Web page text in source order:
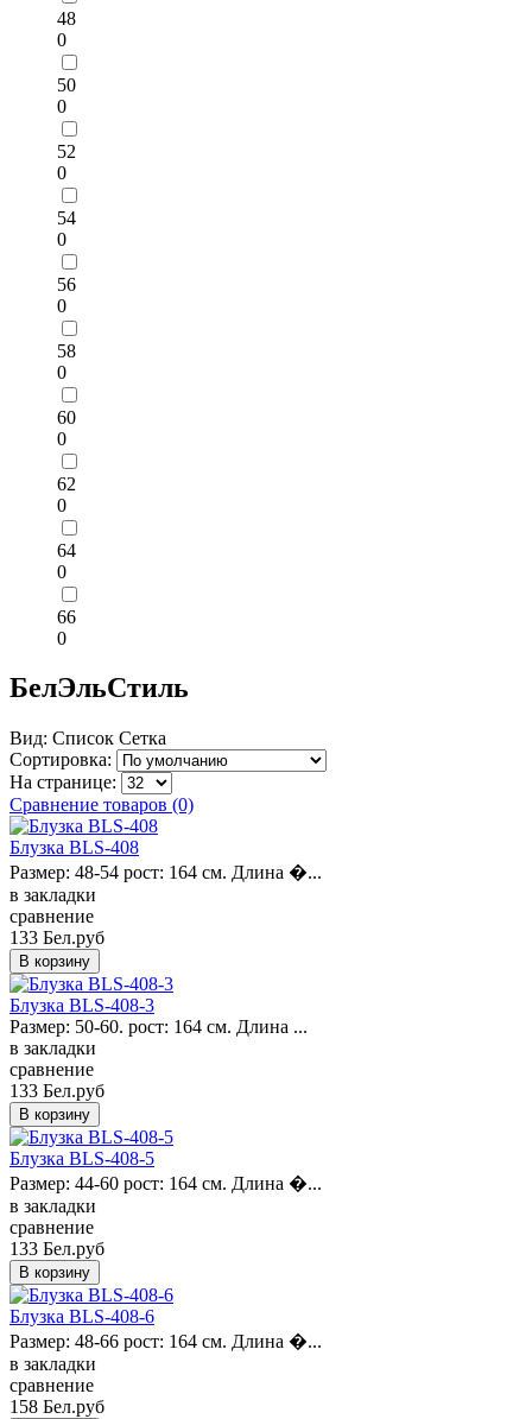
48
0
50
0
52
0
54
0
56
0
58
0
60
0
62
0
64
0
66
0
БелЭльСтиль
Вид: Список Сетка
Сортировка:
На странице:
Сравнение товаров (0)
Блузка BLS-408
Размер: 48-54 рост: 164 см. Длина �...
в закладки
сравнение
133 Бел.руб
Блузка BLS-408-3
Размер: 50-60. рост: 164 см. Длина ...
в закладки
сравнение
133 Бел.руб
Блузка BLS-408-5
Размер: 44-60 рост: 164 см. Длина �...
в закладки
сравнение
133 Бел.руб
Блузка BLS-408-6
Размер: 48-66 рост: 164 см. Длина �...
в закладки
сравнение
158 Бел.руб